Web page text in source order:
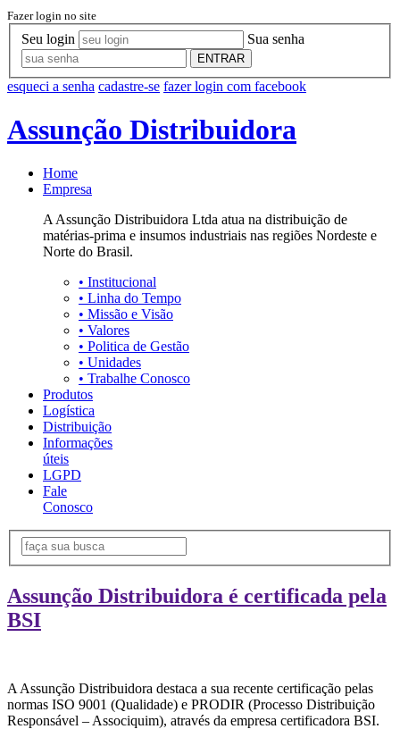
Fazer login no site
Seu login Sua senha
ENTRAR
esqueci a senha cadastre-se fazer login com facebook
Assunção Distribuidora
Home
Empresa
A Assunção Distribuidora Ltda atua na distribuição de
matérias-prima e insumos industriais nas regiões Nordeste e
Norte do Brasil.
• Institucional
• Linha do Tempo
• Missão e Visão
• Valores
• Politica de Gestão
• Unidades
• Trabalhe Conosco
Produtos
Logística
Distribuição
Informações
úteis
LGPD
Fale
Conosco
Assunção Distribuidora é certificada pela
BSI
A Assunção Distribuidora destaca a sua recente certificação pelas
normas ISO 9001 (Qualidade) e PRODIR (Processo Distribuição
Responsável – Associquim), através da empresa certificadora BSI.